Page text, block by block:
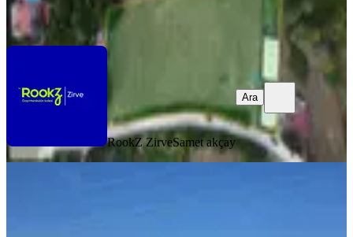
Ara
RookZ ZirveSamet akçay
Ara